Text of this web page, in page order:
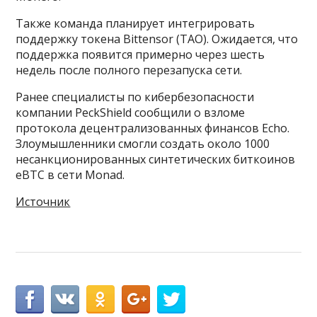
Также команда планирует интегрировать
поддержку токена Bittensor (TAO). Ожидается, что
поддержка появится примерно через шесть
недель после полного перезапуска сети.
Ранее специалисты по кибербезопасности
компании PeckShield сообщили о взломе
протокола децентрализованных финансов Echo.
Злоумышленники смогли создать около 1000
несанкционированных синтетических биткоинов
eBTC в сети Monad.
Источник